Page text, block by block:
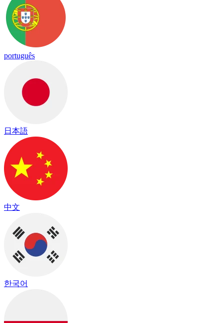
português
日本語
中文
한국어